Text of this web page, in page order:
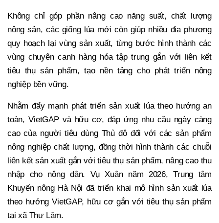
Không chỉ góp phần nâng cao năng suất, chất lượng
nông sản, các giống lúa mới còn giúp nhiều địa phương
quy hoạch lại vùng sản xuất, từng bước hình thành các
vùng chuyên canh hàng hóa tập trung gắn với liên kết
tiêu thụ sản phẩm, tạo nền tảng cho phát triển nông
nghiệp bền vững.
Nhằm đẩy mạnh phát triển sản xuất lúa theo hướng an
toàn, VietGAP và hữu cơ, đáp ứng nhu cầu ngày càng
cao của người tiêu dùng Thủ đô đối với các sản phẩm
nông nghiệp chất lượng, đồng thời hình thành các chuỗi
liên kết sản xuất gắn với tiêu thụ sản phẩm, nâng cao thu
nhập cho nông dân. Vụ Xuân năm 2026, Trung tâm
Khuyến nông Hà Nội đã triển khai mô hình sản xuất lúa
theo hướng VietGAP, hữu cơ gắn với tiêu thụ sản phẩm
tại xã Thư Lâm.